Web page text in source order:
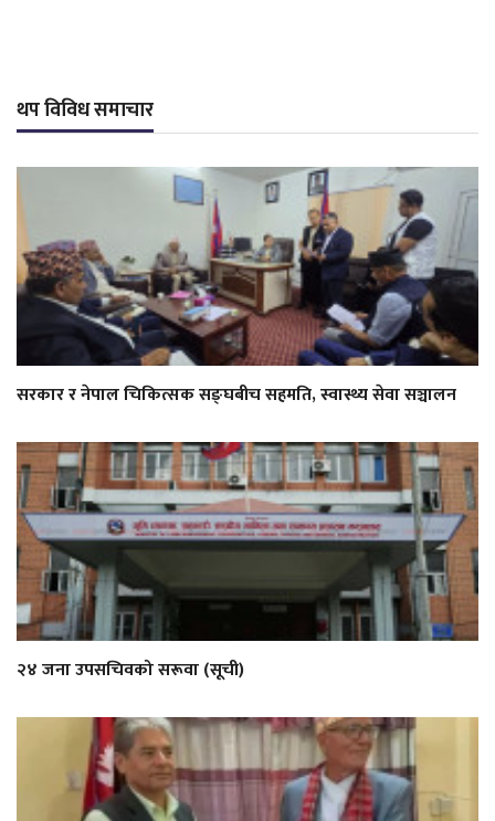
थप विविध समाचार
सरकार र नेपाल चिकित्सक सङ्घबीच सहमति, स्वास्थ्य सेवा सञ्चालन
२४ जना उपसचिवको सरूवा (सूची)